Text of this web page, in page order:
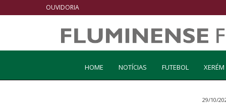
OUVIDORIA
HOME NOTÍCIAS FUTEBOL XERÉM
29/10/